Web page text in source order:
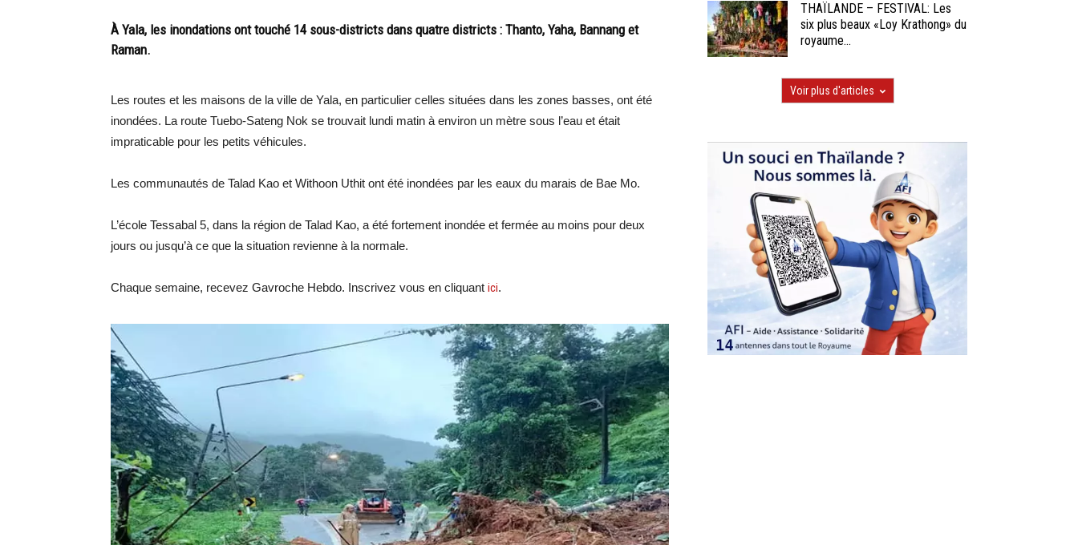
À Yala, les inondations ont touché 14 sous-districts dans quatre districts : Thanto, Yaha, Bannang et
Raman.
Les routes et les maisons de la ville de Yala, en particulier celles situées dans les zones basses, ont été
inondées. La route Tuebo-Sateng Nok se trouvait lundi matin à environ un mètre sous l’eau et était
impraticable pour les petits véhicules.
Les communautés de Talad Kao et Withoon Uthit ont été inondées par les eaux du marais de Bae Mo.
L’école Tessabal 5, dans la région de Talad Kao, a été fortement inondée et fermée au moins pour deux
jours ou jusqu’à ce que la situation revienne à la normale.
Chaque semaine, recevez Gavroche Hebdo. Inscrivez vous en cliquant ici.
THAÏLANDE – FESTIVAL: Les
six plus beaux «Loy Krathong» du
royaume...
Voir plus d'articles